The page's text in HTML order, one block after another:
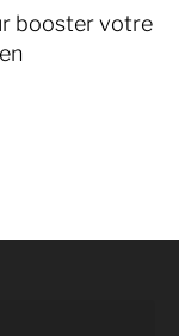
booster votre